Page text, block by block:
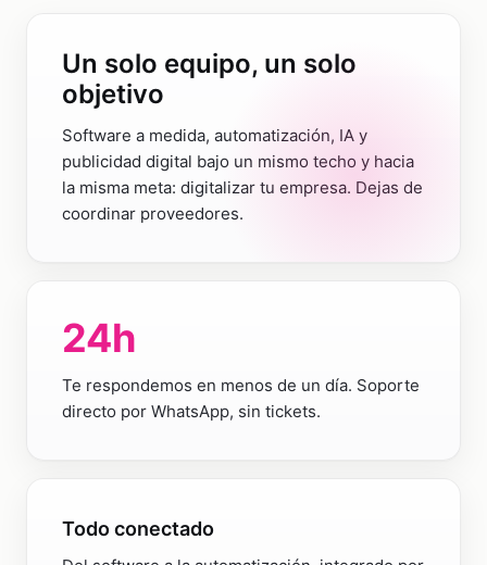
Un solo equipo, un solo
objetivo
Software a medida, automatización, IA y
publicidad digital bajo un mismo techo y hacia
la misma meta: digitalizar tu empresa. Dejas de
coordinar proveedores.
24h
Te respondemos en menos de un día. Soporte
directo por WhatsApp, sin tickets.
Todo conectado